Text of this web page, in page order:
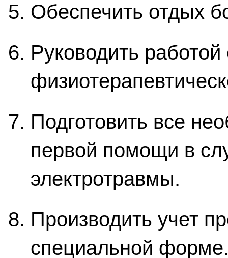
Обеспечить отдых
Руководить работой
Подготовить все
первой помощи в
электротравмы.
Производить учет
специальной